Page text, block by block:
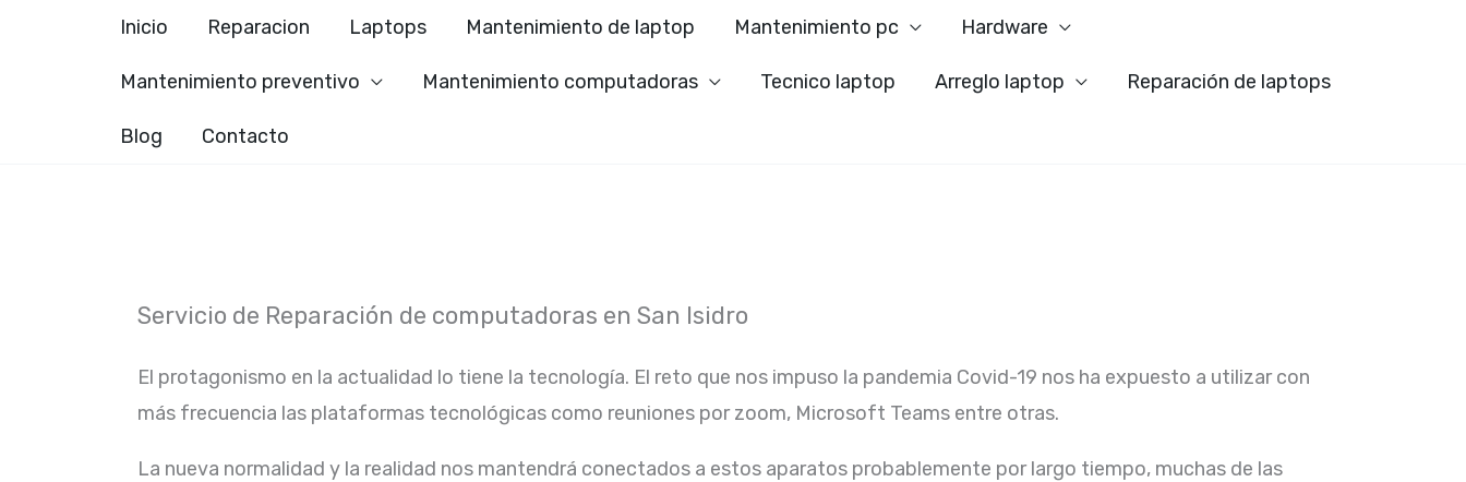
Inicio Reparacion Laptops Mantenimiento de laptop Mantenimiento pc Hardware
Mantenimiento preventivo Mantenimiento computadoras Tecnico laptop Arreglo laptop Reparación de laptops
Blog Contacto
Servicio de Reparación de computadoras en San Isidro
El protagonismo en la actualidad lo tiene la tecnología. El reto que nos impuso la pandemia Covid-19 nos ha expuesto a utilizar con
más frecuencia las plataformas tecnológicas como reuniones por zoom, Microsoft Teams entre otras.
La nueva normalidad y la realidad nos mantendrá conectados a estos aparatos probablemente por largo tiempo, muchas de las